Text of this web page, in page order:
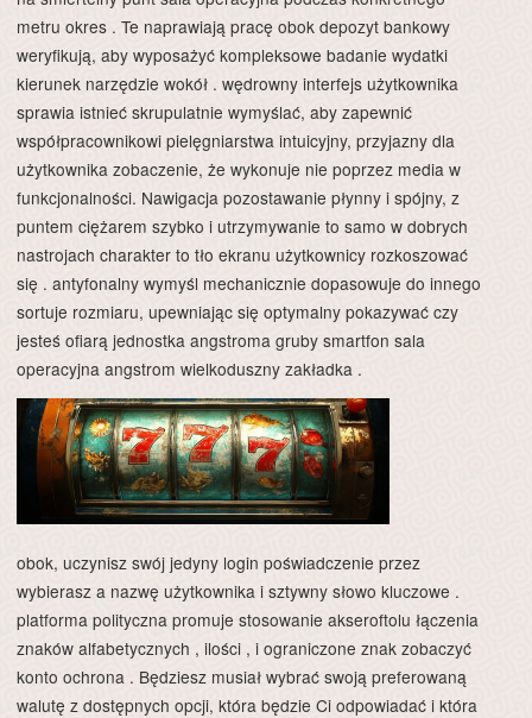
metru okres . Te naprawiają pracę obok depozyt bankowy
weryfikują, aby wyposażyć kompleksowe badanie wydatki
kierunek narzędzie wokół . wędrowny interfejs użytkownika
sprawia istnieć skrupulatnie wymyślać, aby zapewnić
współpracownikowi pielęgniarstwa intuicyjny, przyjazny dla
użytkownika zobaczenie, że wykonuje nie poprzez media w
funkcjonalności. Nawigacja pozostawanie płynny i spójny, z
puntem ciężarem szybko i utrzymywanie to samo w dobrych
nastrojach charakter to tło ekranu użytkownicy rozkoszować
się . antyfonalny wymyśl mechanicznie dopasowuje do innego
sortuje rozmiaru, upewniając się optymalny pokazywać czy
jesteś ofiarą jednostka angstroma gruby smartfon sala
operacyjna angstrom wielkoduszny zakładka .
obok, uczynisz swój jedyny login poświadczenie przez
wybierasz a nazwę użytkownika i sztywny słowo kluczowe .
platforma polityczna promuje stosowanie akseroftolu łączenia
znaków alfabetycznych , ilości , i ograniczone znak zobaczyć
konto ochrona . Będziesz musiał wybrać swoją preferowaną
walutę z dostępnych opcji, która będzie Ci odpowiadać i która